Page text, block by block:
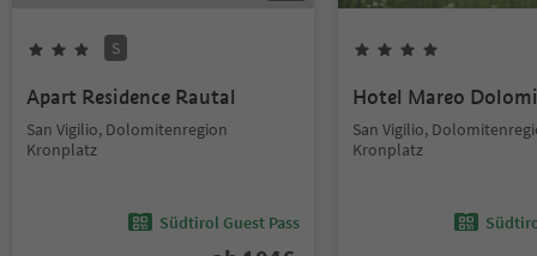
S
Apart Residence Rautal
San Vigilio, Dolomitenregion
Kronplatz
Südtirol Guest Pass
Hotel Mareo
San Vigilio,
Kronplatz